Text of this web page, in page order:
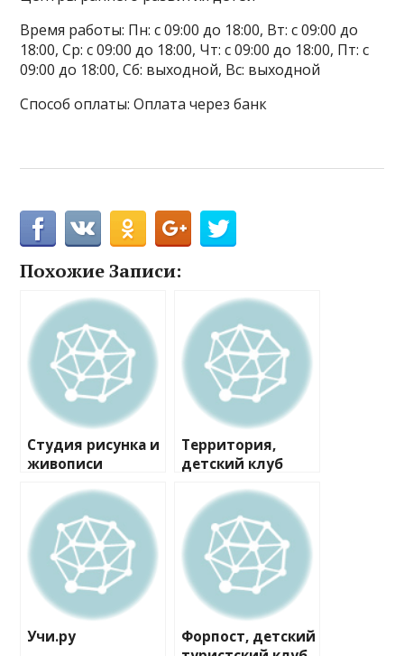
Время работы: Пн: с 09:00 до 18:00, Вт: с 09:00 до
18:00, Ср: с 09:00 до 18:00, Чт: с 09:00 до 18:00, Пт: с
09:00 до 18:00, Сб: выходной, Вс: выходной
Способ оплаты: Оплата через банк
Похожие Записи:
Студия рисунка и
живописи
Территория,
детский клуб
Учи.ру
Форпост, детский